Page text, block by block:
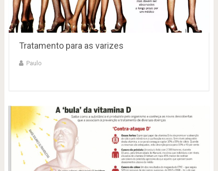
Tratamento para as varizes
Paulo